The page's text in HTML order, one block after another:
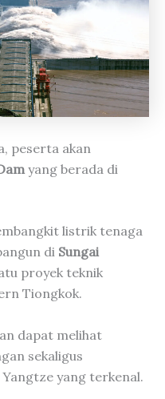
peserta akan
yang berada di
listrik tenaga
di Sungai
proyek teknik
Tiongkok.
dapat melihat
sekaligus
yang terkenal.